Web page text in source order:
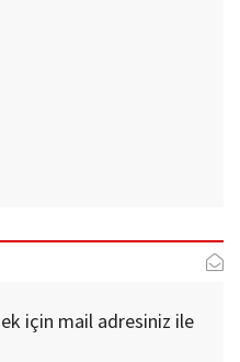
için mail adresiniz ile